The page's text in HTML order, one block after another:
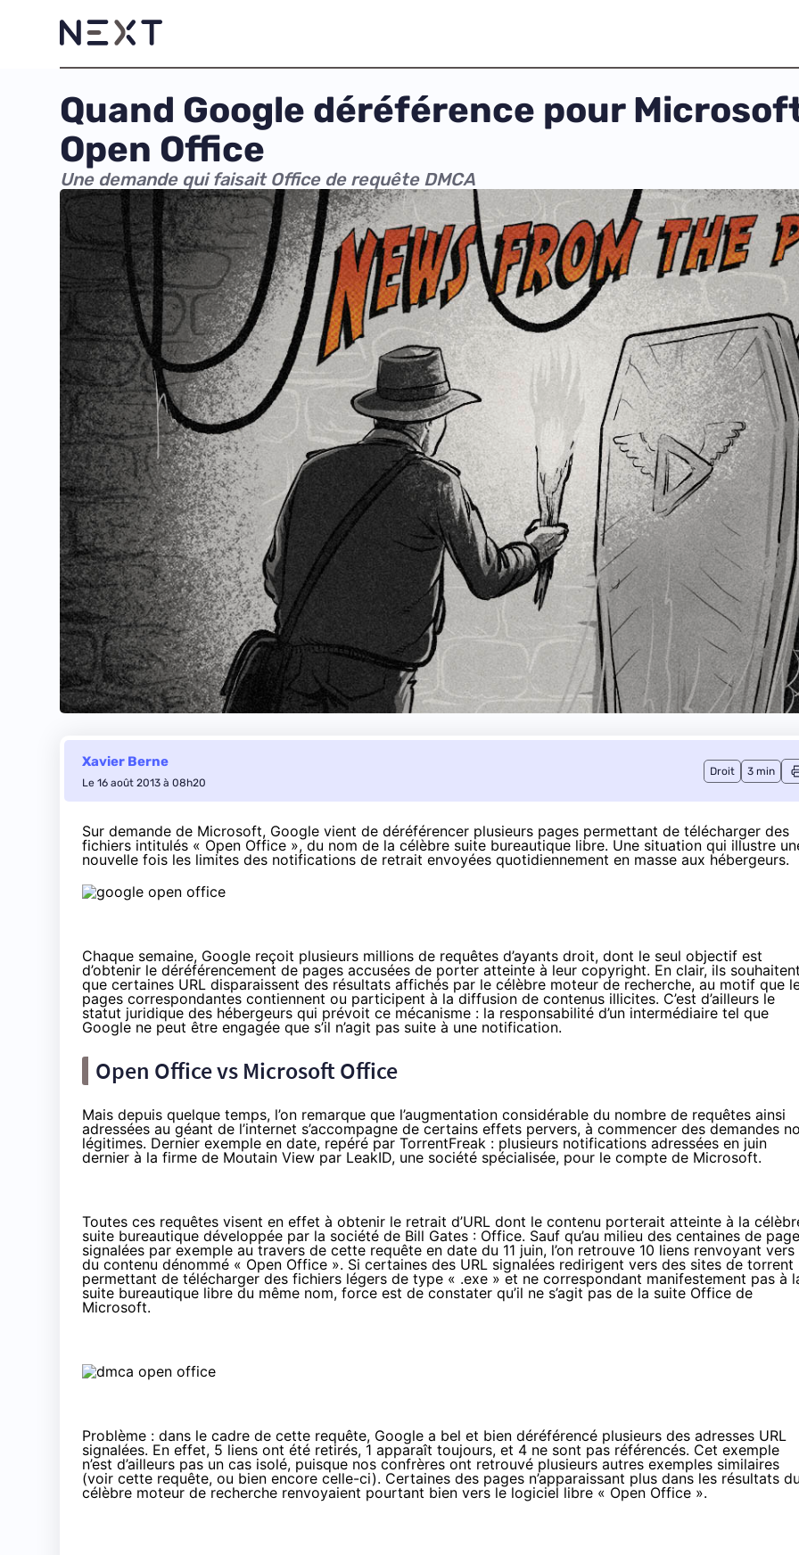
Quand Google déréférence pour
Open Office
Une demande qui faisait Office de requête DMCA
Xavier Berne
Le 16 août 2013 à 08h20
Droit 3 min
Sur demande de Microsoft, Google vient de déréférencer plusieurs pages permettant de télécharger des
fichiers intitulés « Open Office », du nom de la célèbre suite bureautique libre. Une situation qui illustre
nouvelle fois les limites des notifications de retrait envoyées quotidiennement en masse aux hébergeurs.
Chaque semaine, Google reçoit plusieurs millions de requêtes d’ayants droit, dont le seul objectif est
d’obtenir le déréférencement de pages accusées de porter atteinte à leur copyright. En clair, ils
que certaines URL disparaissent des résultats affichés par le célèbre moteur de recherche, au motif que
pages correspondantes contiennent ou participent à la diffusion de contenus illicites. C’est d’ailleurs le
statut juridique des hébergeurs qui prévoit ce mécanisme : la responsabilité d’un intermédiaire tel que
Google ne peut être engagée que s’il n’agit pas suite à une notification.
Open Office vs Microsoft Office
Mais depuis quelque temps, l’on remarque que l’augmentation considérable du nombre de requêtes ainsi
adressées au géant de l’internet s’accompagne de certains effets pervers, à commencer des demandes
légitimes. Dernier exemple en date, repéré par TorrentFreak : plusieurs notifications adressées en juin
dernier à la firme de Moutain View par LeakID, une société spécialisée, pour le compte de Microsoft.
Toutes ces requêtes visent en effet à obtenir le retrait d’URL dont le contenu porterait atteinte à la
suite bureautique développée par la société de Bill Gates : Office. Sauf qu’au milieu des centaines de
signalées par exemple au travers de cette requête en date du 11 juin, l’on retrouve 10 liens renvoyant vers
du contenu dénommé « Open Office ». Si certaines des URL signalées redirigent vers des sites de torrent
permettant de télécharger des fichiers légers de type « .exe » et ne correspondant manifestement pas à
suite bureautique libre du même nom, force est de constater qu’il ne s’agit pas de la suite Office de
Microsoft.
Problème : dans le cadre de cette requête, Google a bel et bien déréférencé plusieurs des adresses URL
signalées. En effet, 5 liens ont été retirés, 1 apparaît toujours, et 4 ne sont pas référencés. Cet exemple
n’est d’ailleurs pas un cas isolé, puisque nos confrères ont retrouvé plusieurs autres exemples similaires
(voir cette requête, ou bien encore celle-ci). Certaines des pages n’apparaissant plus dans les résultats
célèbre moteur de recherche renvoyaient pourtant bien vers le logiciel libre « Open Office ».